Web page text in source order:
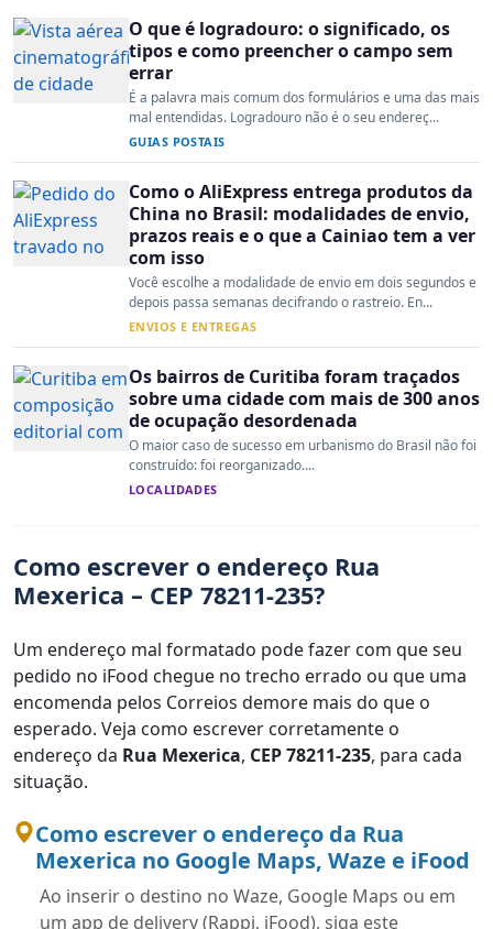
O que é logradouro: o significado, os
tipos e como preencher o campo sem
errar
É a palavra mais comum dos formulários e uma das mais
mal entendidas. Logradouro não é o seu endereç...
GUIAS POSTAIS
Como o AliExpress entrega produtos da
China no Brasil: modalidades de envio,
prazos reais e o que a Cainiao tem a ver
com isso
Você escolhe a modalidade de envio em dois segundos e
depois passa semanas decifrando o rastreio. En...
ENVIOS E ENTREGAS
Os bairros de Curitiba foram traçados
sobre uma cidade com mais de 300 anos
de ocupação desordenada
O maior caso de sucesso em urbanismo do Brasil não foi
construído: foi reorganizado....
LOCALIDADES
Como escrever o endereço Rua
Mexerica – CEP 78211-235?
Um endereço mal formatado pode fazer com que seu
pedido no iFood chegue no trecho errado ou que uma
encomenda pelos Correios demore mais do que o
esperado. Veja como escrever corretamente o
endereço da Rua Mexerica, CEP 78211-235, para cada
situação.
Como escrever o endereço da Rua
Mexerica no Google Maps, Waze e iFood
Ao inserir o destino no Waze, Google Maps ou em
um app de delivery (Rappi, iFood), siga este